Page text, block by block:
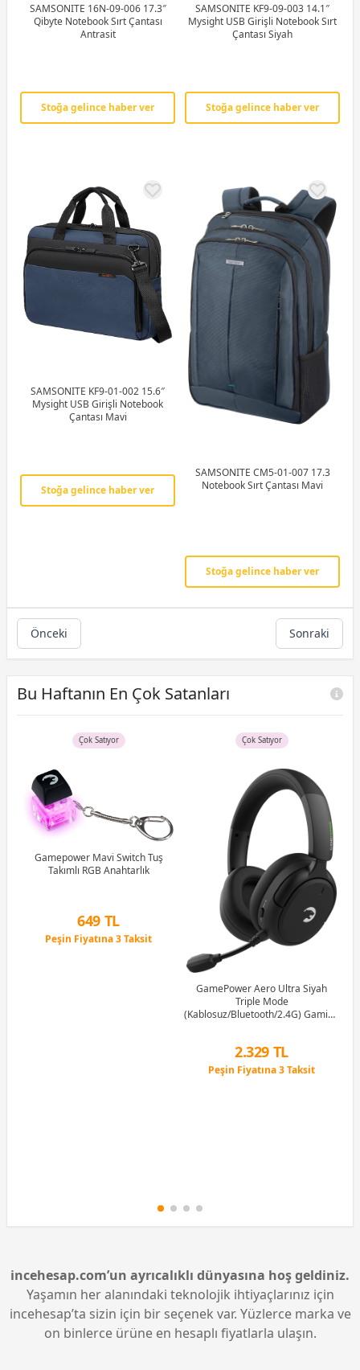
SAMSONITE 16N-09-006 17.3″
Qibyte Notebook Sırt Çantası
Antrasit
Stoğa gelince haber ver
SAMSONITE KF9-09-003 14.1″
Mysight USB Girişli Notebook Sırt
Çantası Siyah
Stoğa gelince haber ver
SAMSONITE KF9-01-002 15.6″
Mysight USB Girişli Notebook
Çantası Mavi
Stoğa gelince haber ver
SAMSONITE CM5-01-007 17.3
Notebook Sırt Çantası Mavi
Stoğa gelince haber ver
Önceki Sonraki
Bu Haftanın En Çok Satanları
Çok Satıyor
Gamepower Mavi Switch Tuş
Takımlı RGB Anahtarlık
649 TL
Peşin Fiyatına 3 Taksit
Çok Satıyor
GamePower Aero Ultra Siyah
Triple Mode
(Kablosuz/Bluetooth/2.4G) Gaming
2.329 TL
Peşin Fiyatına 3 Taksit
incehesap.com’un ayrıcalıklı dünyasına hoş geldiniz.
Yaşamın her alanındaki teknolojik ihtiyaçlarınız için
incehesap’ta sizin için bir seçenek var. Yüzlerce marka ve
on binlerce ürüne en hesaplı fiyatlarla ulaşın.